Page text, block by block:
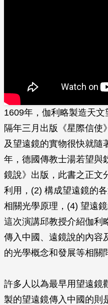
1609年，伽利略製造天文
隔年三月出版《星際信使
及望遠鏡的實物很快就隨
年，德國傳教士湯若望與
鏡說》出版，此書之正文
利用，(2) 構成望遠鏡的
相關光學原理，(4) 望遠
這次演講邱教授介紹伽利
傳入中國、遠鏡說的內容
的光學概念和發展等相關
許多人以為最早用望遠鏡
製的望遠鏡傳入中國的則